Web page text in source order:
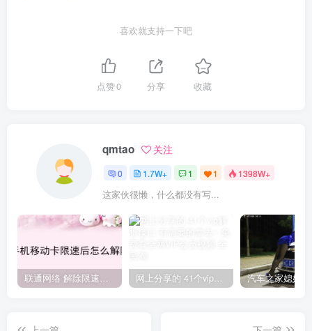
喜欢就支持一下吧
点赞0 分享 收藏
qmtao 关注
0 1.7W+ 1 1 1398W+
这家伙很懒，什么都没有写...
联通网络 解除限速方法参考！畅享、畅玩、老白干等及其它地区自测了 网上分享的 41个vip解析接口 有需要的拿去~ 免费看全网VIP会员视频